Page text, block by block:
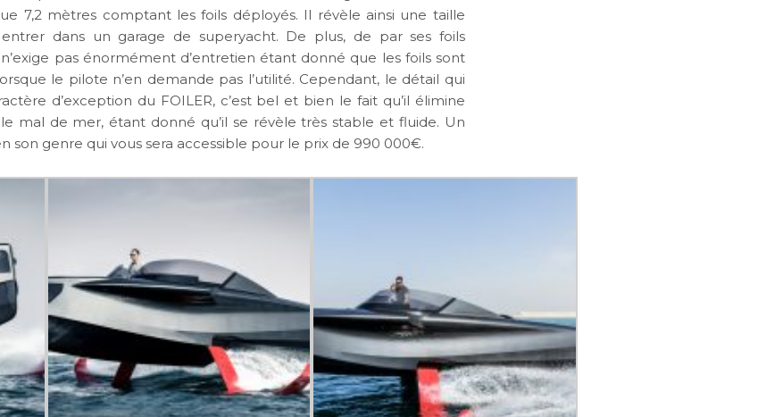
7,2 mètres comptant les foils déployés. Il révèle ainsi une taille
dans un garage de superyacht. De plus, de par ses foils
pas énormément d’entretien étant donné que les foils sont
le pilote n’en demande pas l’utilité. Cependant, le détail qui
d’exception du FOILER, c’est bel et bien le fait qu’il élimine
mal de mer, étant donné qu’il se révèle très stable et fluide. Un
son genre qui vous sera accessible pour le prix de 990 000€.